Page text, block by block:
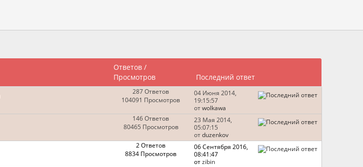
Ответов /
Просмотров
Последний ответ
287 Ответов
104091 Просмотров
04 Июня 2014,
19:15:57
отwolkawa
146 Ответов
80465 Просмотров
23 Мая 2014,
05:07:15
отduzenkov
2 Ответов
8834 Просмотров
06 Сентября 2016,
08:41:47
отzibin